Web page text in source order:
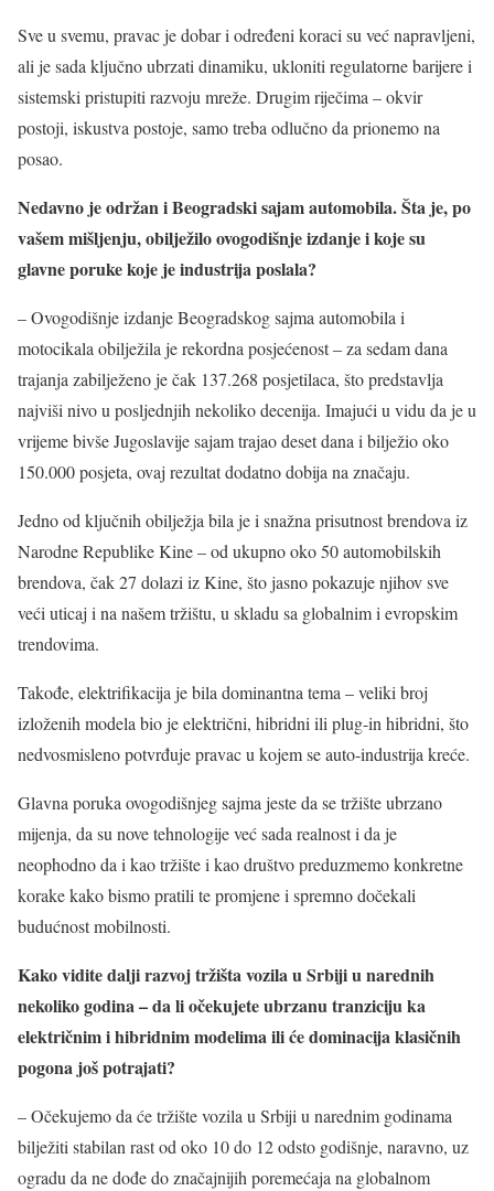
Sve u svemu, pravac je dobar i određeni koraci su već napravljeni,
ali je sada ključno ubrzati dinamiku, ukloniti regulatorne barijere i
sistemski pristupiti razvoju mreže. Drugim riječima – okvir
postoji, iskustva postoje, samo treba odlučno da prionemo na
posao.
Nedavno je održan i Beogradski sajam automobila. Šta je, po
vašem mišljenju, obilježilo ovogodišnje izdanje i koje su
glavne poruke koje je industrija poslala?
– Ovogodišnje izdanje Beogradskog sajma automobila i
motocikala obilježila je rekordna posjećenost – za sedam dana
trajanja zabilježeno je čak 137.268 posjetilaca, što predstavlja
najviši nivo u posljednjih nekoliko decenija. Imajući u vidu da je u
vrijeme bivše Jugoslavije sajam trajao deset dana i bilježio oko
150.000 posjeta, ovaj rezultat dodatno dobija na značaju.
Jedno od ključnih obilježja bila je i snažna prisutnost brendova iz
Narodne Republike Kine – od ukupno oko 50 automobilskih
brendova, čak 27 dolazi iz Kine, što jasno pokazuje njihov sve
veći uticaj i na našem tržištu, u skladu sa globalnim i evropskim
trendovima.
Takođe, elektrifikacija je bila dominantna tema – veliki broj
izloženih modela bio je električni, hibridni ili plug-in hibridni, što
nedvosmisleno potvrđuje pravac u kojem se auto-industrija kreće.
Glavna poruka ovogodišnjeg sajma jeste da se tržište ubrzano
mijenja, da su nove tehnologije već sada realnost i da je
neophodno da i kao tržište i kao društvo preduzmemo konkretne
korake kako bismo pratili te promjene i spremno dočekali
budućnost mobilnosti.
Kako vidite dalji razvoj tržišta vozila u Srbiji u narednih
nekoliko godina – da li očekujete ubrzanu tranziciju ka
električnim i hibridnim modelima ili će dominacija klasičnih
pogona još potrajati?
– Očekujemo da će tržište vozila u Srbiji u narednim godinama
bilježiti stabilan rast od oko 10 do 12 odsto godišnje, naravno, uz
ogradu da ne dođe do značajnijih poremećaja na globalnom